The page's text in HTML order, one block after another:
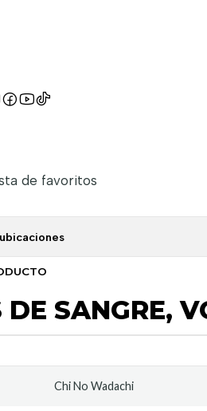
Wadachi
de favoritos
DE SANGRE,
Chi No Wadachi